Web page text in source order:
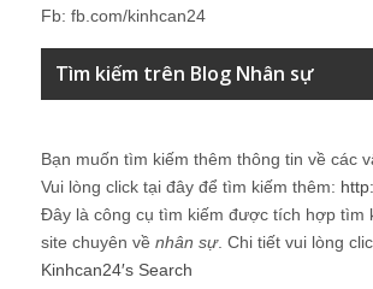
Fb: fb.com/kinhcan24
Tìm kiếm trên Blog Nhân sự
Bạn muốn tìm kiếm thêm thông tin về các
Vui lòng click tại đây để tìm kiếm thêm:
Đây là công cụ tìm kiếm được tích hợp tìm
site chuyên về nhân sự. Chi tiết vui lòng
Kinhcan24′s Search